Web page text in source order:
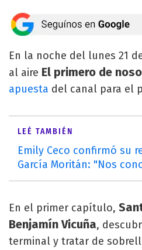
En la noche del lunes 21
al aire El primero de
apuesta del canal para el
LEÉ TAMBIÉN
Emily Ceco confirmó su
García Moritán: "Nos
En el primer capítulo,
Benjamín Vicuña,
terminal y tratar de